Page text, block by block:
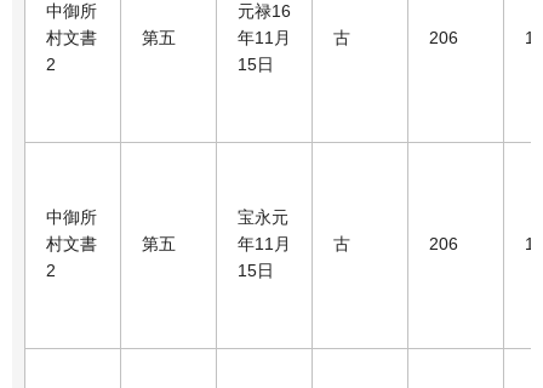
中御所
村文書
2
第五
元禄16
年11月
15日
古 206 1
中御所
村文書
2
第五
宝永元
年11月
15日
古 206 1